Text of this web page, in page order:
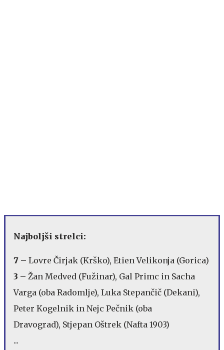
Najboljši strelci:
7 – Lovre Čirjak (Krško), Etien Velikonja (Gorica)
3 – Žan Medved (Fužinar), Gal Primc in Sacha
Varga (oba Radomlje), Luka Stepančič (Dekani),
Peter Kogelnik in Nejc Pečnik (oba
Dravograd), Stjepan Oštrek (Nafta 1903)
...